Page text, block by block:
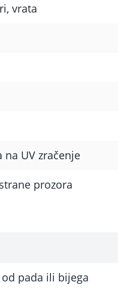
vrata
UV zračenje
prozora
pada ili bijega